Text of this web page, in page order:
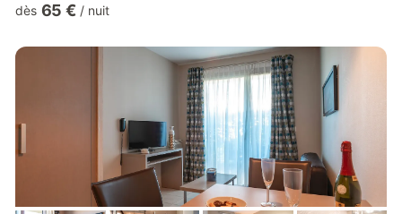
équipée, de deux belles chambres, d'une salle d'eau et d'une
n’attendons plus que vous ! Le logement se compose de la
manière suivante : - Une pièce de vie de 20 m² avec un coin
dès 65 € / nuit